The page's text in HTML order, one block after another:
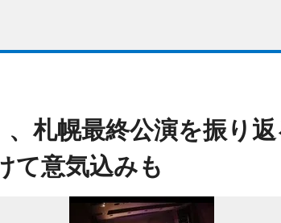
、札幌最終公演を振り
て意気込みも